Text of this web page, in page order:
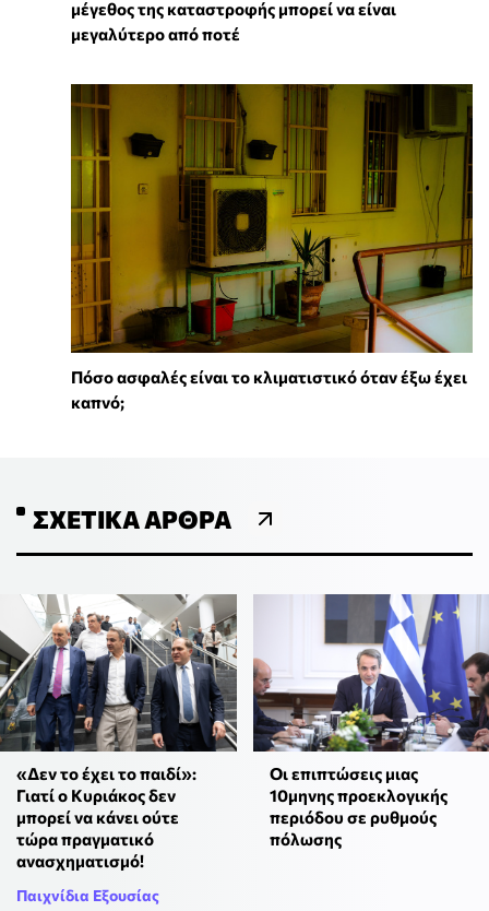
μέγεθος της καταστροφής μπορεί να είναι
μεγαλύτερο από ποτέ
Πόσο ασφαλές είναι το κλιματιστικό όταν έξω έχει
καπνό;
ΣΧΕΤΙΚΆ ΆΡΘΡΑ
«Δεν το έχει το παιδί»:
Γιατί ο Κυριάκος δεν
μπορεί να κάνει ούτε
τώρα πραγματικό
ανασχηματισμό!
Παιχνίδια Εξουσίας
Οι επιπτώσεις μιας
10μηνης προεκλογικής
περιόδου σε ρυθμούς
πόλωσης